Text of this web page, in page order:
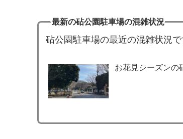
最新の砧公園駐車場の混雑状況
砧公園駐車場の最近の混雑状況で
お花見シーズンの